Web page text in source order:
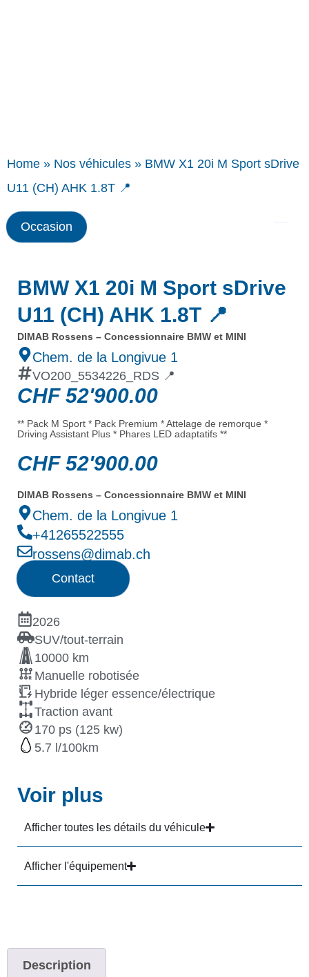
Home » Nos véhicules » BMW X1 20i M Sport sDrive
U11 (CH) AHK 1.8T 📍
Occasion
BMW X1 20i M Sport sDrive
U11 (CH) AHK 1.8T 📍
DIMAB Rossens – Concessionnaire BMW et MINI
Chem. de la Longivue 1
VO200_5534226_RDS 📍
CHF52'900.00
** Pack M Sport * Pack Premium * Attelage de remorque *
Driving Assistant Plus * Phares LED adaptatifs **
CHF52'900.00
DIMAB Rossens – Concessionnaire BMW et MINI
Chem. de la Longivue 1
+41265522555
rossens@dimab.ch
Contact
2026
SUV/tout-terrain
10000 km
Manuelle robotisée
Hybride léger essence/électrique
Traction avant
170 ps (125 kw)
5.7
Voir plus
Afficher toutes les détails du véhicule
Afficher l'équipement
Description